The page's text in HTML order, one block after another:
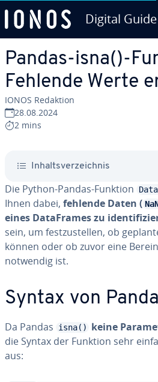
Digital Guide
Pandas-isna()-
Fehlende Werte
IONOS Redaktion
28.08.2024
2 mins
In­halts­ver­zeich­nis
Die Python-Pandas-Funktion
Ihnen dabei, fehlende Daten (
eines Da­ta­Frames zu
sein, um fest­zu­stel­len, ob
können oder ob zuvor eine
notwendig ist.
Syntax von
Da Pandas isna() keine
die Syntax der Funktion sehr
aus: